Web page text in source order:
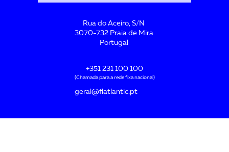
Rua do Aceiro, S/N
3070-732 Praia de Mira
Portugal
+351 231 100 100
(Chamada para a rede fixa nacional)
geral@flatlantic.pt